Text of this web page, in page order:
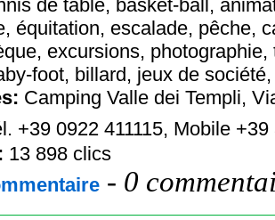
de table, basket-ball,
équitation, escalade, pêche,
excursions,
foot, billard, jeux de
Camping Valle dei Templi,
+39 0922 411115, Mobile +39
13 898 clics
- 0